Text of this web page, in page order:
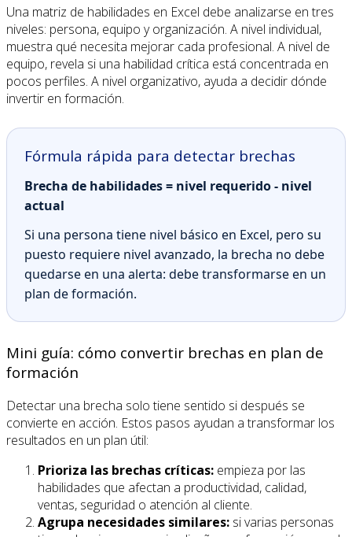
Una matriz de habilidades en Excel debe analizarse en tres
niveles: persona, equipo y organización. A nivel individual,
muestra qué necesita mejorar cada profesional. A nivel de
equipo, revela si una habilidad crítica está concentrada en
pocos perfiles. A nivel organizativo, ayuda a decidir dónde
invertir en formación.
Fórmula rápida para detectar brechas
Brecha de habilidades = nivel requerido - nivel
actual
Si una persona tiene nivel básico en Excel, pero su
puesto requiere nivel avanzado, la brecha no debe
quedarse en una alerta: debe transformarse en un
plan de formación.
Mini guía: cómo convertir brechas en plan de
formación
Detectar una brecha solo tiene sentido si después se
convierte en acción. Estos pasos ayudan a transformar los
resultados en un plan útil:
Prioriza las brechas críticas: empieza por las
habilidades que afectan a productividad, calidad,
ventas, seguridad o atención al cliente.
Agrupa necesidades similares: si varias personas